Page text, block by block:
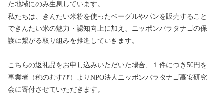
た地域にのみ生息しています。
私たちは、きんたい米粉を使ったベーグルやパンを販売すること
できんたい米の魅力・認知向上に加え、ニッポンバラタナゴの保
護に繋がる取り組みを推進していきます。
こちらの返礼品をお申し込みいただいた場合、１件につき50円を
事業者（穂のむすび）よりNPO法人ニッポンバラタナゴ高安研究
会に寄付させていただきます。